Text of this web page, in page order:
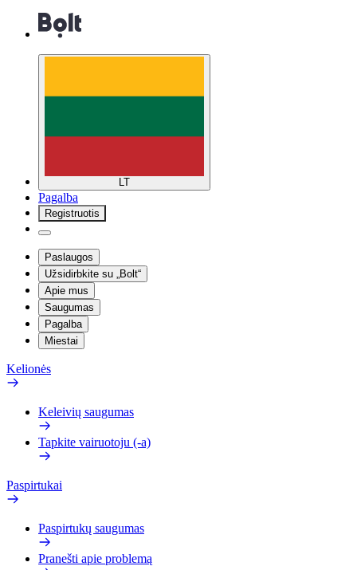
LT
Pagalba
Registruotis
Paslaugos
Užsidirbkite su „Bolt“
Apie mus
Saugumas
Pagalba
Miestai
Kelionės
Keleivių saugumas
Tapkite vairuotoju (-a)
Paspirtukai
Paspirtukų saugumas
Pranešti apie problemą